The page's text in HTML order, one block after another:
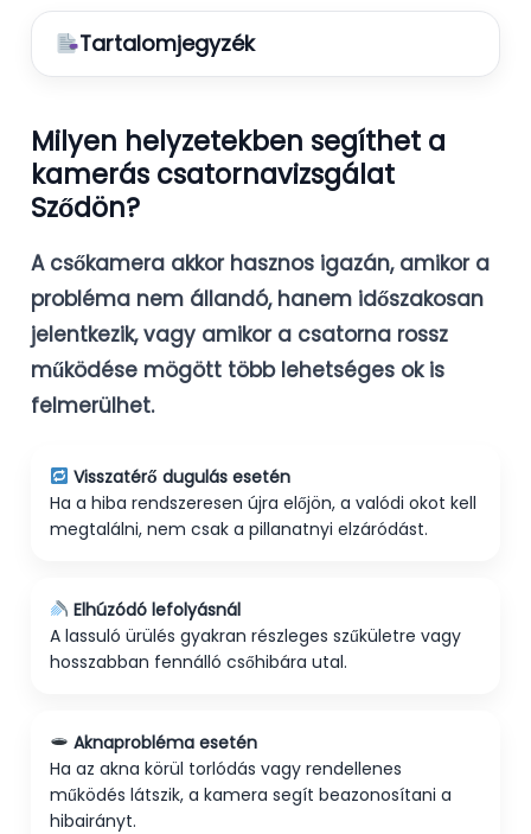
Tartalomjegyzék
Milyen helyzetekben segíthet a
kamerás csatornavizsgálat
Sződön?
A csőkamera akkor hasznos igazán, amikor a
probléma nem állandó, hanem időszakosan
jelentkezik, vagy amikor a csatorna rossz
működése mögött több lehetséges ok is
felmerülhet.
Visszatérő dugulás esetén
Ha a hiba rendszeresen újra előjön, a valódi okot kell
megtalálni, nem csak a pillanatnyi elzáródást.
Elhúzódó lefolyásnál
A lassuló ürülés gyakran részleges szűkületre vagy
hosszabban fennálló csőhibára utal.
Aknaprobléma esetén
Ha az akna körül torlódás vagy rendellenes
működés látszik, a kamera segít beazonosítani a
hibairányt.